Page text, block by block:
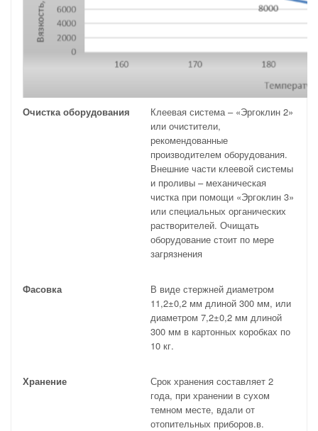
Очистка оборудования
Клеевая система – «Эргоклин 2»
или очистители,
рекомендованные
производителем оборудования.
Внешние части клеевой системы
и проливы – механическая
чистка при помощи «Эргоклин 3»
или специальных органических
растворителей. Очищать
оборудование стоит по мере
загрязнения
Фасовка
В виде стержней диаметром
11,2±0,2 мм длиной 300 мм, или
диаметром 7,2±0,2 мм длиной
300 мм в картонных коробках по
10 кг.
Хранение
Срок хранения составляет 2
года, при хранении в сухом
темном месте, вдали от
отопительных приборов.в.